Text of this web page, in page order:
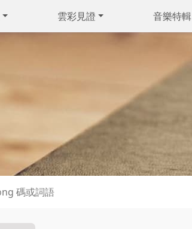
雲彩見證 音樂特輯